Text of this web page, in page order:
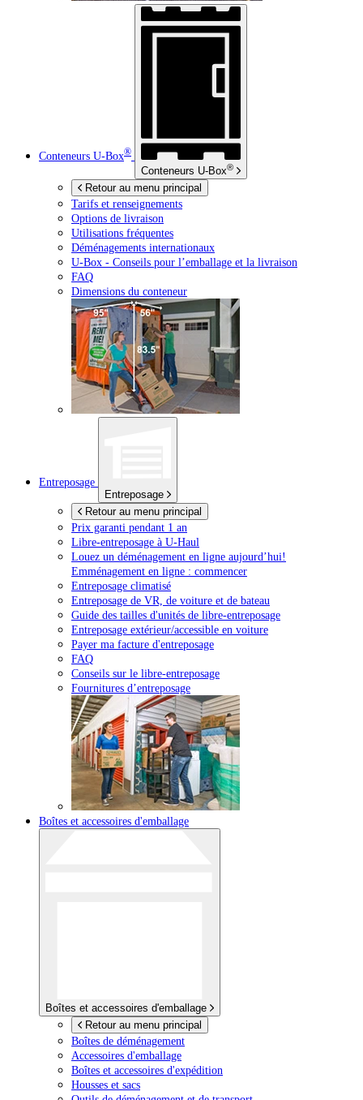
Conteneurs U-Box®
Conteneurs U-Box®
Retour au menu principal
Tarifs et renseignements
Options de livraison
Utilisations fréquentes
Déménagements internationaux
U-Box - Conseils pour l’emballage et la livraison
FAQ
Dimensions du conteneur
Entreposage
Entreposage
Retour au menu principal
Prix garanti pendant 1 an
Libre-entreposage à U-Haul
Louez un déménagement en ligne aujourd’hui!
Emménagement en ligne : commencer
Entreposage climatisé
Entreposage de VR, de voiture et de bateau
Guide des tailles d'unités de libre-entreposage
Entreposage extérieur/accessible en voiture
Payer ma facture d'entreposage
FAQ
Conseils sur le libre-entreposage
Fournitures d’entreposage
Boîtes et accessoires d'emballage
Boîtes et accessoires d'emballage
Retour au menu principal
Boîtes de déménagement
Accessoires d'emballage
Boîtes et accessoires d'expédition
Housses et sacs